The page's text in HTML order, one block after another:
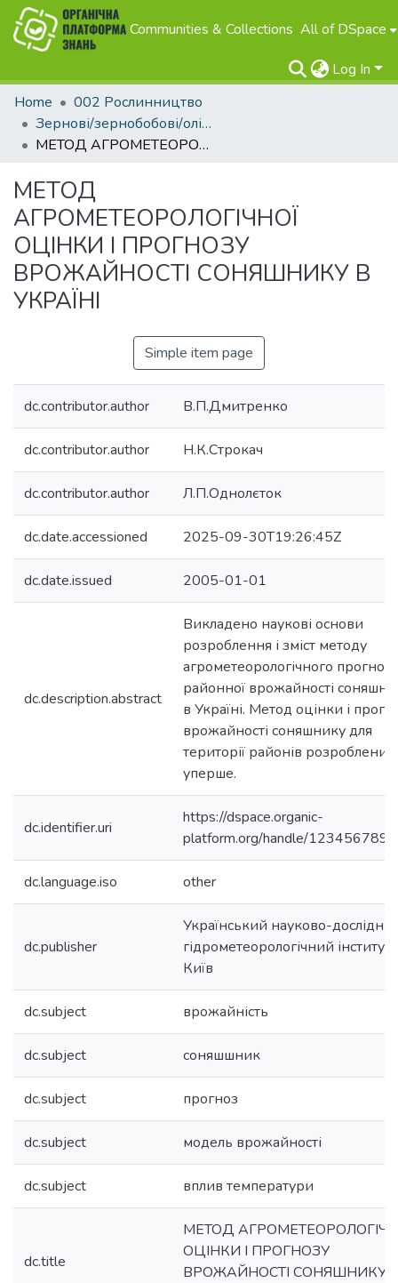
Communities & Collections All of DSpace
Log In
Home
002 Рослинництво
Зернові/зернобобові/олійні
МЕТОД АГРОМЕТЕОРОЛОГІЧНОЇ ОЦІНКИ І ПРОГНОЗУ ВРОЖАЙНОСТІ СОНЯШНИКУ В УКРАЇНІ
МЕТОД
АГРОМЕТЕОРОЛОГІЧНОЇ
ОЦІНКИ І ПРОГНОЗУ
ВРОЖАЙНОСТІ СОНЯШНИКУ В
УКРАЇНІ
Simple item page
dc.contributor.author В.П.Дмитренко
dc.contributor.author Н.К.Строкач
dc.contributor.author Л.П.Однолєток
dc.date.accessioned 2025-09-30T19:26:45Z
dc.date.issued 2005-01-01
dc.description.abstract
Викладено наукові основи
розроблення і зміст методу
агрометеорологічного прогнозу
районної врожайності
в Україні. Метод оцінки і
врожайності соняшнику для
території районів розроблений
уперше.
dc.identifier.uri
https://dspace.organic-
platform.org/handle/
dc.language.iso other
dc.publisher
Український науково-
гідрометеорологічний інститут,
Київ
dc.subject врожайність
dc.subject соняшшник
dc.subject прогноз
dc.subject модель врожайності
dc.subject вплив температури
dc.title
МЕТОД
ОЦІНКИ І ПРОГНОЗУ
ВРОЖАЙНОСТІ СОНЯШНИКУ